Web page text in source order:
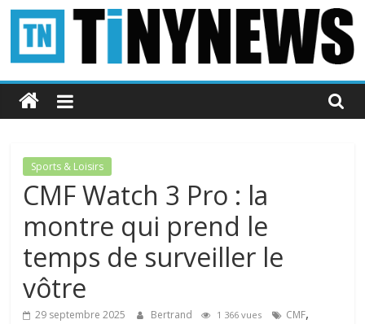
Passer
contenu
Tinynews
Le
belge
connecté
Sports & Loisirs
CMF Watch 3 Pro : la
montre qui prend le
temps de surveiller le
vôtre
29 septembre 2025 Bertrand 1 366 vues CMF,